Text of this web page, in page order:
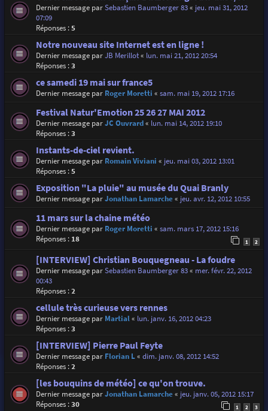
Dernier message parSebastien Baumberger 83« jeu. mai 31, 2012
07:09
Réponses :5
Notre nouveau site Internet est en ligne !
Dernier message parJB Merillot« lun. mai 21, 2012 20:54
Réponses :3
ce samedi 19 mai sur france5
Dernier message par Roger Moretti « sam. mai 19, 2012 17:16
Festival Natur'Emotion 25 26 27 MAI 2012
Dernier message parJC Ouvrard« lun. mai 14, 2012 19:10
Réponses :3
Instants-de-ciel revient.
Dernier message par Romain Viviani « jeu. mai 03, 2012 13:01
Réponses :5
Exposition "La pluie" au musée du Quai Branly
Dernier message parJonathan Lamarche« jeu. avr. 12, 2012 10:55
11 mars sur la chaine météo
Dernier message par Roger Moretti « sam. mars 17, 2012 15:16
Réponses : 18 1 2
[INTERVIEW] Christian Bouquegneau - La foudre
Dernier message parSebastien Baumberger 83« mer. févr. 22, 2012
00:43
Réponses :2
cellule très curieuse vers rennes
Dernier message par Martial« lun. janv. 16, 2012 04:23
Réponses :3
[INTERVIEW] Pierre Paul Feyte
Dernier message par Florian L« dim. janv. 08, 2012 14:52
Réponses :2
[les bouquins de météo] ce qu'on trouve.
Dernier message parJonathan Lamarche« jeu. janv. 05, 2012 15:17
Réponses :30 1 2 3